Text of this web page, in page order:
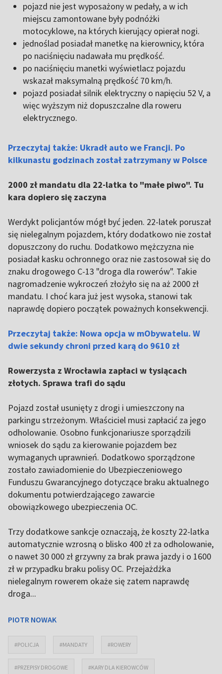
pojazd nie jest wyposażony w pedały, a w ich
miejscu zamontowane były podnóżki
motocyklowe, na których kierujący opierał nogi.
jednoślad posiadał manetkę na kierownicy, która
po naciśnięciu nadawała mu prędkość.
po naciśnięciu manetki wyświetlacz pojazdu
wskazał maksymalną prędkość 70 km/h.
pojazd posiadał silnik elektryczny o napięciu 52 V, a
więc wyższym niż dopuszczalne dla roweru
elektrycznego.
Przeczytaj także: Ukradł auto we Francji. Po
kilkunastu godzinach został zatrzymany w Polsce
2000 zł mandatu dla 22-latka to "małe piwo". Tu
kara dopiero się zaczyna
Werdykt policjantów mógł być jeden. 22-latek poruszał
się nielegalnym pojazdem, który dodatkowo nie został
dopuszczony do ruchu. Dodatkowo mężczyzna nie
posiadał kasku ochronnego oraz nie zastosował się do
znaku drogowego C-13 "droga dla rowerów". Takie
nagromadzenie wykroczeń złożyło się na aż 2000 zł
mandatu. I choć kara już jest wysoka, stanowi tak
naprawdę dopiero początek poważnych konsekwencji.
Przeczytaj także: Nowa opcja w mObywatelu. W
dwie sekundy chroni przed karą do 9610 zł
Rowerzysta z Wrocławia zapłaci w tysiącach
złotych. Sprawa trafi do sądu
Pojazd został usunięty z drogi i umieszczony na
parkingu strzeżonym. Właściciel musi zapłacić za jego
odholowanie. Osobno funkcjonariusze sporządzili
wniosek do sądu za kierowanie pojazdem bez
wymaganych uprawnień. Dodatkowo sporządzone
zostało zawiadomienie do Ubezpieczeniowego
Funduszu Gwarancyjnego dotyczące braku aktualnego
dokumentu potwierdzającego zawarcie
obowiązkowego ubezpieczenia OC.
Trzy dodatkowe sankcje oznaczają, że koszty 22-latka
automatycznie wzrosną o blisko 400 zł za odholowanie,
o nawet 30 000 zł grzywny za brak prawa jazdy i o 1600
zł w przypadku braku polisy OC. Przejażdżka
nielegalnym rowerem okaże się zatem naprawdę
droga...
PIOTR NOWAK
#POLICJA #MANDATY #ROWERY
#PRZEPISY DROGOWE #KARY DLA KIEROWCÓW